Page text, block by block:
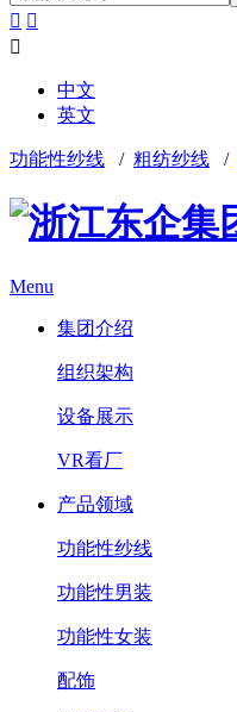
 

中文
英文
功能性纱线 / 粗纺纱线 /
Menu
集团介绍
组织架构
设备展示
VR看厂
产品领域
功能性纱线
功能性男装
功能性女装
配饰